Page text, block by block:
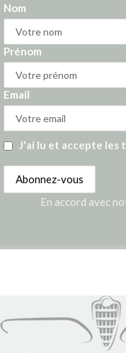
Nom
Prénom
Email
J'ai lu et accepte les
En accord avec